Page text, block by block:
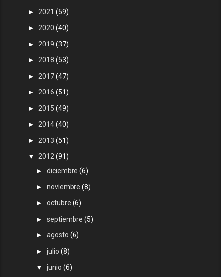
► 2021(59)
► 2020(40)
► 2019(37)
► 2018(53)
► 2017(47)
► 2016(51)
► 2015(49)
► 2014(40)
► 2013(51)
▼ 2012(91)
►diciembre(6)
►noviembre(8)
►octubre(6)
►septiembre(5)
►agosto(6)
►julio(8)
▼junio(6)